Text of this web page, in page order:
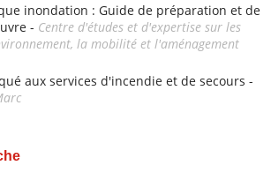
inondation : Guide de préparation et de
- Centre d'études et d'expertise sur les
la mobilité et l'aménagement
aux services d'incendie et de secours -